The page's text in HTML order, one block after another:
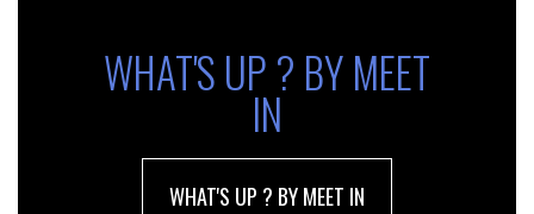
WHAT'S UP ? BY MEET
IN
WHAT'S UP ? BY MEET IN